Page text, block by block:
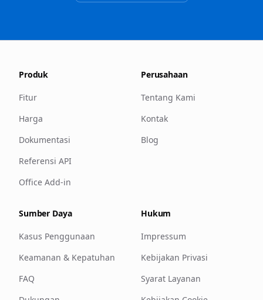
Produk
Fitur
Harga
Dokumentasi
Referensi API
Office Add-in
Perusahaan
Tentang Kami
Kontak
Blog
Sumber Daya
Kasus Penggunaan
Keamanan & Kepatuhan
FAQ
Hukum
Impressum
Kebijakan Privasi
Syarat Layanan